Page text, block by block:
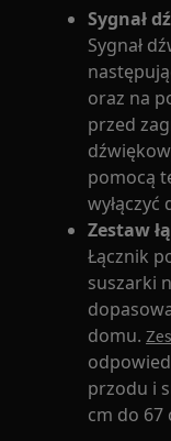
Sygnał
Sygnał
oraz na
przed
pomocą
wyłączyć
Zestaw
Łącznik
suszarki
domu.
przodu i
cm do 67